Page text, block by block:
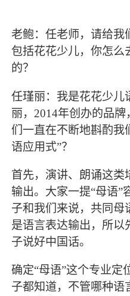
老鲍：任老师，请给我
包括花花少儿，你怎么
的？
任瑾丽：我是花花少儿
丽，2014年创办的品
们一直在不断地斟酌
语应用式”？
首先，演讲、朗诵这类
输出。大家一提“母语”
子和我们来说，共同母
是语言表达输出，所以
子说好中国话。
确定“母语”这个专业定
子都知道，不管哪种语